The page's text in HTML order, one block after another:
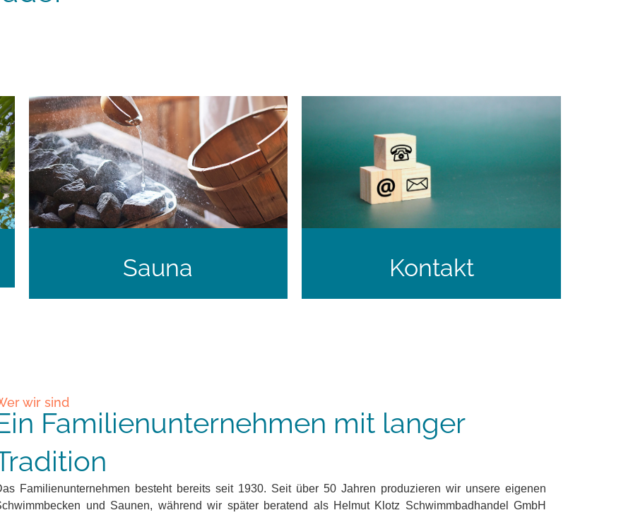
Sauna Kontakt
wir sind
Familien­unternehmen mit langer
Familienunternehmen besteht bereits seit 1930. Seit über 50 Jahren produzieren wir unsere eigenen
und Saunen, während wir später beratend als Helmut Klotz Schwimmbadhandel GmbH